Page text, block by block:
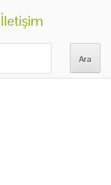
İletişim